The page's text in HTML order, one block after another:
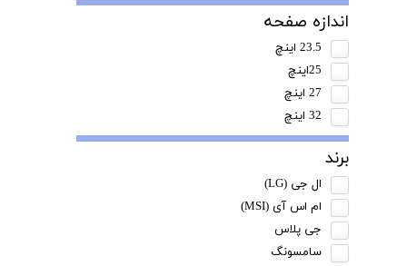
اندازه صفحه
23.5 اینچ
25اینچ
27 اینچ
32 اینچ
برند
ال جی (LG)
ام اس آی (MSI)
جی پلاس
سامسونگ